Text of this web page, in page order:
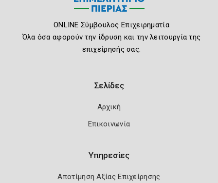
ONLINE Σύμβουλος Επιχειρηματία
Όλα όσα αφορούν την ίδρυση και την λειτουργία της
επιχείρησής σας.
Σελίδες
Αρχική
Επικοινωνία
Υπηρεσίες
Αποτίμηση Αξίας Επιχείρησης